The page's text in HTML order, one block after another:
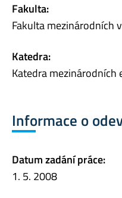
Fakulta:
Fakulta mezinárodních
Katedra:
Katedra
Informace o
Datum zadání práce:
1. 5. 2008